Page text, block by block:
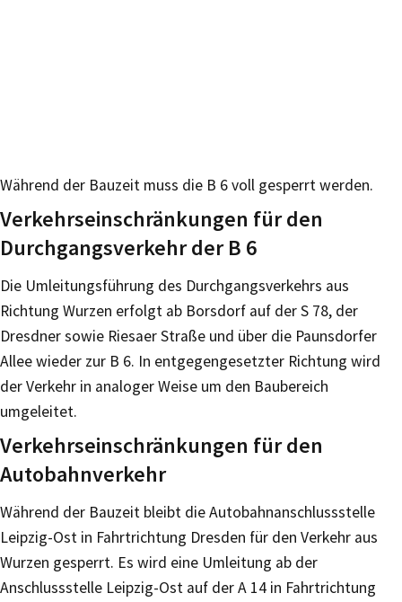
Während der Bauzeit muss die B 6 voll gesperrt werden.
Verkehrseinschränkungen für den
Durchgangsverkehr der B 6
Die Umleitungsführung des Durchgangsverkehrs aus
Richtung Wurzen erfolgt ab Borsdorf auf der S 78, der
Dresdner sowie Riesaer Straße und über die Paunsdorfer
Allee wieder zur B 6. In entgegengesetzter Richtung wird
der Verkehr in analoger Weise um den Baubereich
umgeleitet.
Verkehrseinschränkungen für den
Autobahnverkehr
Während der Bauzeit bleibt die Autobahnanschlussstelle
Leipzig-Ost in Fahrtrichtung Dresden für den Verkehr aus
Wurzen gesperrt. Es wird eine Umleitung ab der
Anschlussstelle Leipzig-Ost auf der A 14 in Fahrtrichtung